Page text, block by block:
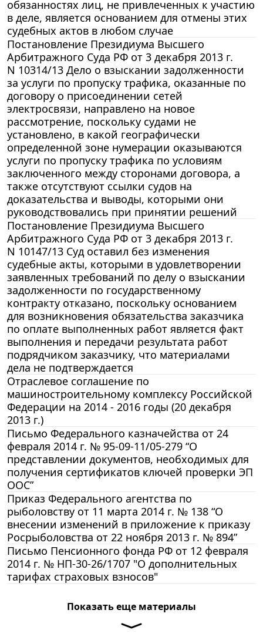
обязанностях лиц, не привлеченных к участию
в деле, является основанием для отмены этих
судебных актов в любом случае
Постановление Президиума Высшего
Арбитражного Суда РФ от 3 декабря 2013 г.
N 10314/13 Дело о взыскании задолженности
за услуги по пропуску трафика, оказанные по
договору о присоединении сетей
электросвязи, направлено на новое
рассмотрение, поскольку судами не
установлено, в какой географически
определенной зоне нумерации оказываются
услуги по пропуску трафика по условиям
заключенного между сторонами договора, а
также отсутствуют ссылки судов на
доказательства и выводы, которыми они
руководствовались при принятии решений
Постановление Президиума Высшего
Арбитражного Суда РФ от 3 декабря 2013 г.
N 10147/13 Суд оставил без изменения
судебные акты, которыми в удовлетворении
заявленных требований по делу о взыскании
задолженности по государственному
контракту отказано, поскольку основанием
для возникновения обязательства заказчика
по оплате выполненных работ является факт
выполнения и передачи результата работ
подрядчиком заказчику, что материалами
дела не подтверждается
Отраслевое соглашение по
машиностроительному комплексу Российской
Федерации на 2014 - 2016 годы (20 декабря
2013 г.)
Письмо Федерального казначейства от 24
февраля 2014 г. № 95-09-11/05-279 “О
представлении документов, необходимых для
получения сертификатов ключей проверки ЭП
ООС”
Приказ Федерального агентства по
рыболовству от 11 марта 2014 г. № 138 “О
внесении изменений в приложение к приказу
Росрыболовства от 22 ноября 2013 г. № 894”
Письмо Пенсионного фонда РФ от 12 февраля
2014 г. № НП-30-26/1707 "О дополнительных
тарифах страховых взносов"
Показать еще материалы